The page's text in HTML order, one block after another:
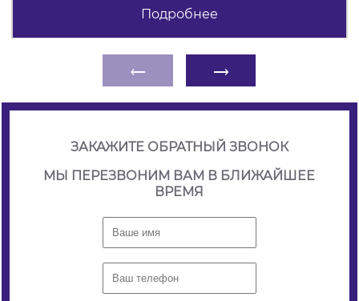
Подробнее
← →
ЗАКАЖИТЕ ОБРАТНЫЙ ЗВОНОК
МЫ ПЕРЕЗВОНИМ ВАМ В БЛИЖАЙШЕЕ
ВРЕМЯ